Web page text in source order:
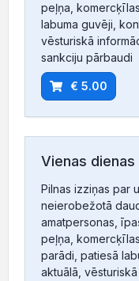
peļņa,
labuma guvēji,
vēsturiskā
sankciju pārbaudi
€ 5.00
Vienas
Pilnas izziņas par
neierobežotā
amatpersonas,
peļņa,
parādi, patiesā
aktuālā,